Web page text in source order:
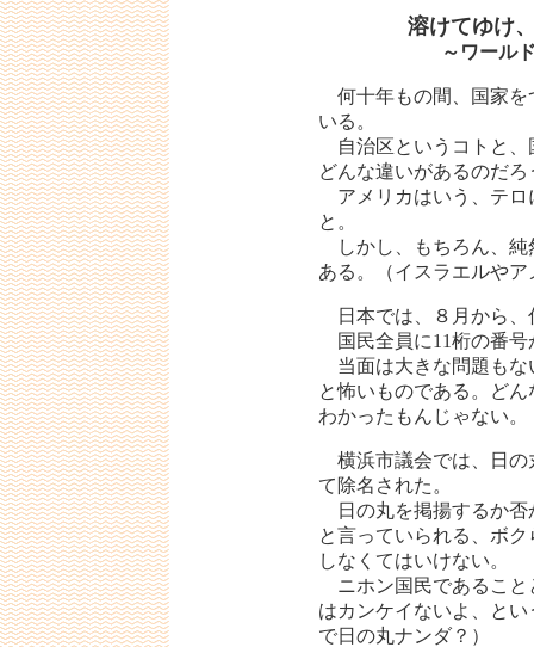
溶けてゆけ
～ワール
何十年もの間、国家を
いる。
自治区というコトと、
どんな違いがあるのだ
アメリカはいう、テロ
と。
しかし、もちろん、純
ある。（イスラエルや
日本では、８月から、
国民全員に11桁の番号
当面は大きな問題もな
と怖いものである。ど
わかったもんじゃない。
横浜市議会では、日の
て除名された。
日の丸を掲揚するか否
と言っていられる、ボ
しなくてはいけない。
ニホン国民であること
はカンケイないよ、と
で日の丸ナンダ？）